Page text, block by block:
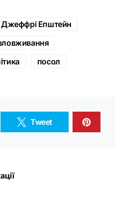
Джеффрі Епштейн
посол
Tweet